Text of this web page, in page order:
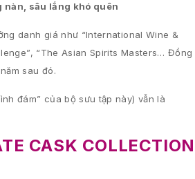
nàn, sâu lắng khó quên
danh giá như “International Wine &
“The Asian Spirits Masters… Đồng
sau đó.
đám” của bộ sưu tập này) vẫn là
CASK COLLECTION